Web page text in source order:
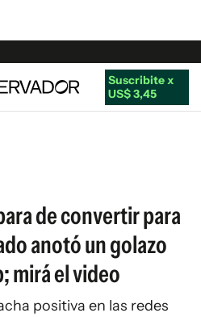
Suscribite x
US$ 3,45
de convertir para
anotó un golazo
mirá el video
positiva en las redes